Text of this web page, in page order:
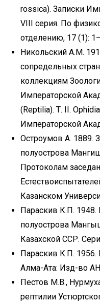
rossica). Записки
VIII серия. По
отделению, 17 (1):
Никольский А.М.
сопредельных
коллекциям
Императорской
(Reptilia). Т. II.
Императорской
Остроумов А. 1889.
полуострова
Протоколам
Казанском
Параскив К.П.
полуострова
Казахской ССР.
Параскив К.П.
Алма-Ата: Изд-во
Пеcтов М.B.,
рептилии